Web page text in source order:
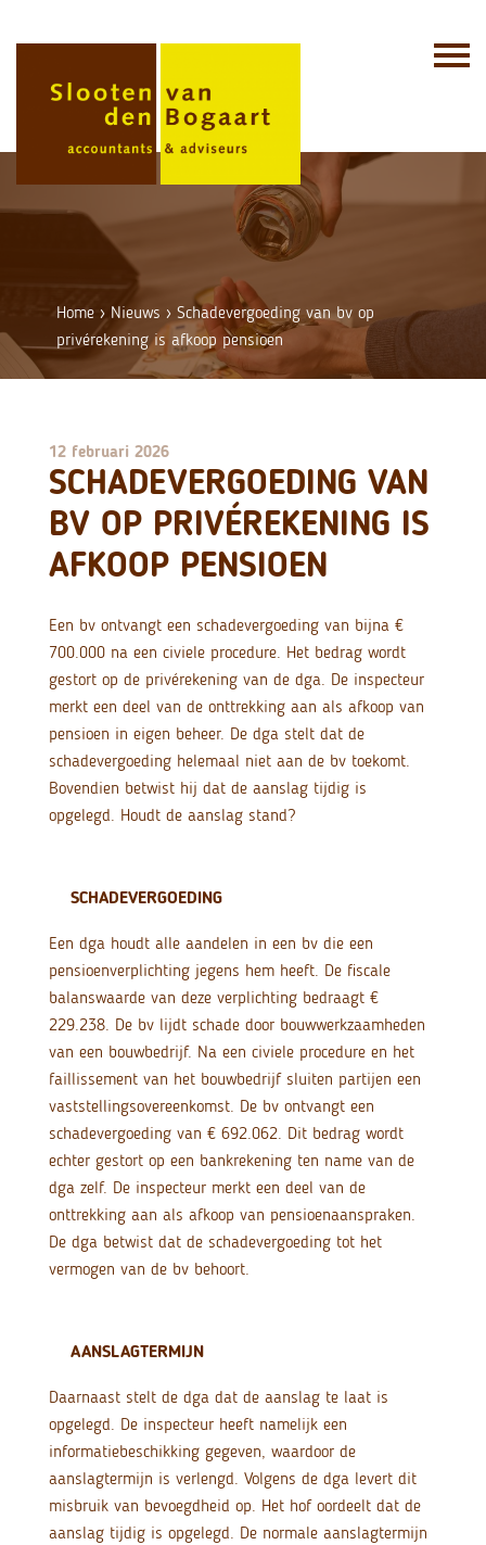
Home › Nieuws ›Schadevergoeding van bv op
privérekening is afkoop pensioen
12 februari 2026
SCHADEVERGOEDING VAN
BV OP PRIVÉREKENING IS
AFKOOP PENSIOEN
Een bv ontvangt een schadevergoeding van bijna €
700.000 na een civiele procedure. Het bedrag wordt
gestort op de privérekening van de dga. De inspecteur
merkt een deel van de onttrekking aan als afkoop van
pensioen in eigen beheer. De dga stelt dat de
schadevergoeding helemaal niet aan de bv toekomt.
Bovendien betwist hij dat de aanslag tijdig is
opgelegd. Houdt de aanslag stand?
SCHADEVERGOEDING
Een dga houdt alle aandelen in een bv die een
pensioenverplichting jegens hem heeft. De fiscale
balanswaarde van deze verplichting bedraagt €
229.238. De bv lijdt schade door bouwwerkzaamheden
van een bouwbedrijf. Na een civiele procedure en het
faillissement van het bouwbedrijf sluiten partijen een
vaststellingsovereenkomst. De bv ontvangt een
schadevergoeding van € 692.062. Dit bedrag wordt
echter gestort op een bankrekening ten name van de
dga zelf. De inspecteur merkt een deel van de
onttrekking aan als afkoop van pensioenaanspraken.
De dga betwist dat de schadevergoeding tot het
vermogen van de bv behoort.
AANSLAGTERMIJN
Daarnaast stelt de dga dat de aanslag te laat is
opgelegd. De inspecteur heeft namelijk een
informatiebeschikking gegeven, waardoor de
aanslagtermijn is verlengd. Volgens de dga levert dit
misbruik van bevoegdheid op. Het hof oordeelt dat de
aanslag tijdig is opgelegd. De normale aanslagtermijn